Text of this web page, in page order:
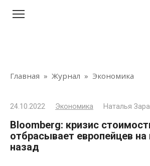
Главная » Журнал » Экономика
24.10.2022 Экономика Наталья
Вloomberg: кризис
отбрасывает европейцев на
назад